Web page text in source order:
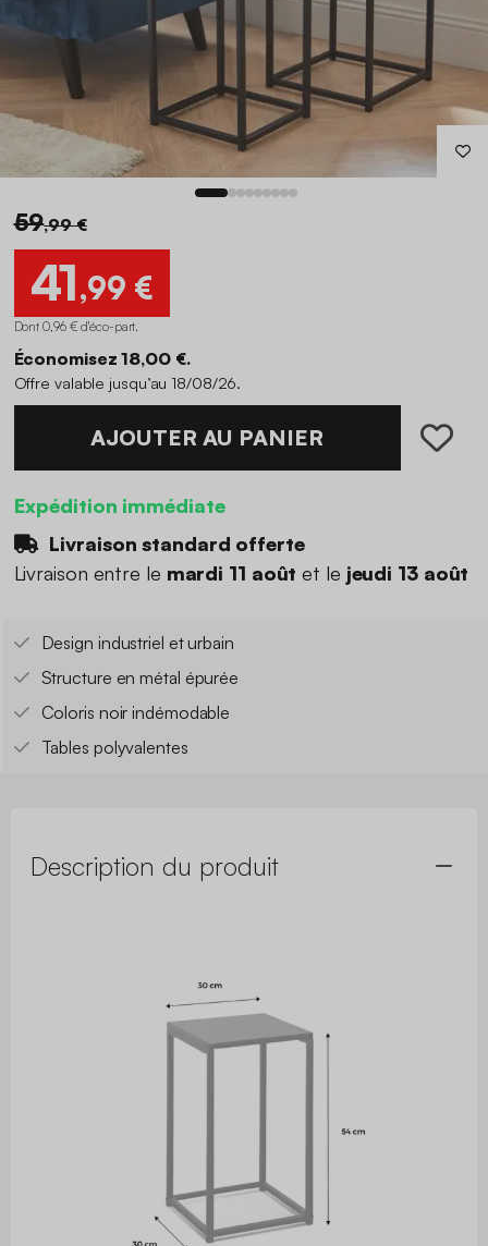
59,99 €
41,99 €
Dont 0,96 € d'éco-part.
Économisez 18,00 €.
Offre valable jusqu’au 18/08/26.
AJOUTER AU PANIER
Expédition immédiate
Livraison standard offerte
Livraison entre le mardi 11 août et le jeudi 13 août
Design industriel et urbain
Structure en métal épurée
Coloris noir indémodable
Tables polyvalentes
Description du produit